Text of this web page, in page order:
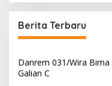
Berita Terbaru
Danrem 031/Wira
Galian C